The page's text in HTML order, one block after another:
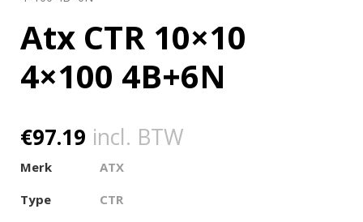
Atx CTR 10×10
4×100 4B+6N
€97.19 incl. BTW
Merk
ATX
Type
CTR